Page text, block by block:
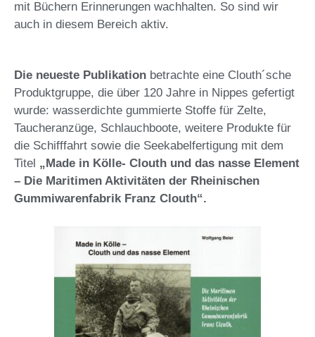
mit Büchern Erinnerungen wachhalten. So sind wir
auch in diesem Bereich aktiv.
Die neueste Publikation betrachte eine Clouth´sche
Produktgruppe, die über 120 Jahre in Nippes gefertigt
wurde: wasserdichte gummierte Stoffe für Zelte,
Taucheranzüge, Schlauchboote, weitere Produkte für
die Schifffahrt sowie die Seekabelfertigung mit dem
Titel „Made in Kölle- Clouth und das nasse Element
– Die Maritimen Aktivitäten der Rheinischen
Gummiwarenfabrik Franz Clouth“.